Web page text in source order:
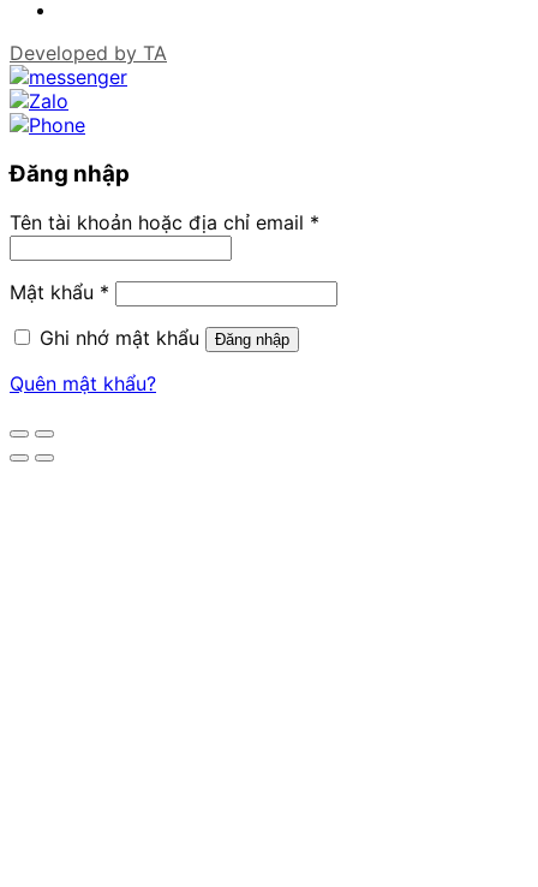
Developed by TA
Đăng nhập
Tên tài khoản hoặc địa chỉ email *
Mật khẩu *
Ghi nhớ mật khẩu
Đăng nhập
Quên mật khẩu?